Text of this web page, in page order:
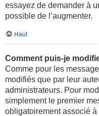
essayez de demander à
possible de l’augmenter.
Haut
Comment puis-je
Comme pour les
modifiés que par leur
administrateurs. Pour
simplement le premier
obligatoirement associé à